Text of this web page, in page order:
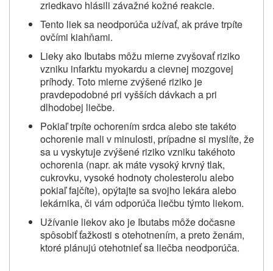
zriedkavo hlásili závažné kožné reakcie.
Tento liek sa neodporúča užívať, ak práve trpíte
ovčími kiahňami.
Lieky ako Ibutabs môžu mierne zvyšovať riziko
vzniku infarktu myokardu a cievnej mozgovej
príhody. Toto mierne zvýšené riziko je
pravdepodobné pri vyšších dávkach a pri
dlhodobej liečbe.
Pokiaľ trpíte ochorením srdca alebo ste takéto
ochorenie mali v minulosti, prípadne si myslíte, že
sa u vyskytuje zvýšené riziko vzniku takéhoto
ochorenia (napr. ak máte vysoký krvný tlak,
cukrovku, vysoké hodnoty cholesterolu alebo
pokiaľ fajčíte), opýtajte sa svojho lekára alebo
lekárnika, či vám odporúča liečbu týmto liekom.
Užívanie liekov ako je Ibutabs môže dočasne
spôsobiť ťažkosti s otehotnením, a preto ženám,
ktoré plánujú otehotnieť sa liečba neodporúča.